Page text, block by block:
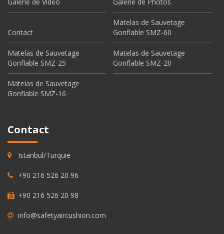
Contact
Matelas de Sauvetage
Gonflable SMZ-60
Matelas de Sauvetage
Gonflable SMZ-25
Matelas de Sauvetage
Gonflable SMZ-20
Matelas de Sauvetage
Gonflable SMZ-16
Contact
Istanbul/Turquie
+90 216 526 20 96
+90 216 526 20 98
info@safetyaircushion.com